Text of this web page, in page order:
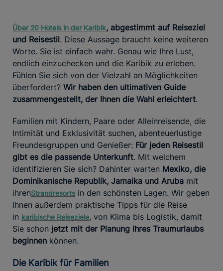
Über 20 Hotels in der Karibik, abgestimmt auf Reiseziel
und Reisestil. Diese Aussage braucht keine weiteren
Worte. Sie ist einfach wahr. Genau wie Ihre Lust,
endlich einzuchecken und die Karibik zu erleben.
Fühlen Sie sich von der Vielzahl an Möglichkeiten
überfordert? Wir haben den ultimativen Guide
zusammengestellt, der Ihnen die Wahl erleichtert.
Familien mit Kindern, Paare oder Alleinreisende, die
Intimität und Exklusivität suchen, abenteuerlustige
Freundesgruppen und Genießer: Für jeden Reisestil
gibt es die passende Unterkunft. Mit welchem
identifizieren Sie sich? Dahinter warten Mexiko, die
Dominikanische Republik, Jamaika und Aruba mit
ihrenStrandresorts in den schönsten Lagen. Wir geben
Ihnen außerdem praktische Tipps für die Reise
in karibische Reiseziele, von Klima bis Logistik, damit
Sie schon jetzt mit der Planung Ihres Traumurlaubs
beginnen können.
Die Karibik für Familien